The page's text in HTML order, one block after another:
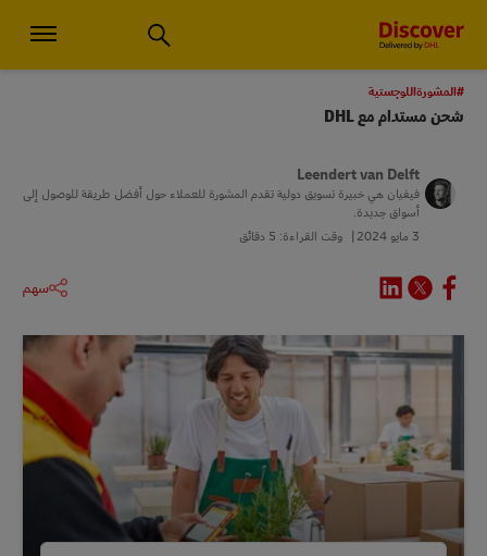
استشارات الأعمال الصغيرة والخدمات اللوجستية العالمية | اكتشف دي
#المشورةاللوجستية
شحن مستدام مع DHL
Leendert van Delft
فيفيان هي خبيرة تسويق دولية تقدم المشورة للعملاء حول أفضل طريقة للوصول إلى
أسواق جديدة.
3 مايو 2024
وقت القراءة: 5 دقائق
سهم